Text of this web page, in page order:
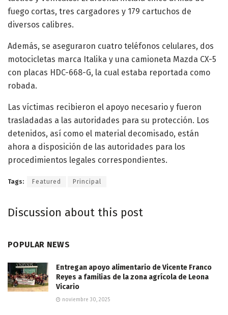
fuego cortas, tres cargadores y 179 cartuchos de
diversos calibres.
Además, se aseguraron cuatro teléfonos celulares, dos
motocicletas marca Italika y una camioneta Mazda CX-5
con placas HDC-668-G, la cual estaba reportada como
robada.
Las víctimas recibieron el apoyo necesario y fueron
trasladadas a las autoridades para su protección. Los
detenidos, así como el material decomisado, están
ahora a disposición de las autoridades para los
procedimientos legales correspondientes.
Tags: Featured Principal
Discussion about this post
POPULAR NEWS
Entregan apoyo alimentario de Vicente Franco
Reyes a familias de la zona agrícola de Leona
Vicario
noviembre 30, 2025